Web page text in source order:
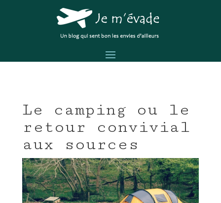
Le camping ou le
retour convivial
aux sources